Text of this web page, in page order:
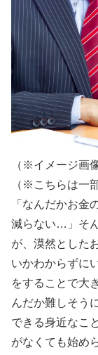
（※イメージ画像
（※こちらは一
「なんだかお
減らない…」そ
が、漠然とした
いかわからずに
をすることで大
んだか難しそう
できる身近なこ
がなくても始め